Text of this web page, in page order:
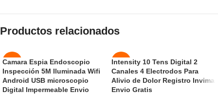
Productos relacionados
-50%
NUEVO
Camara Espia Endoscopio
Inspección 5M Iluminada Wifi
Android USB microscopio
Digital Impermeable Envio
-47%
AGOT
ADO
Intensity 10 Tens Digital 2
Canales 4 Electrodos Para
Alivio de Dolor Registro Invima
Envio Gratis